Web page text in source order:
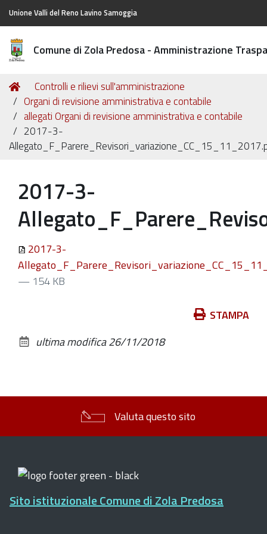
Unione Valli del Reno Lavino Samoggia
Comune di Zola Predosa - Amministrazione
Tu
sei
qui:
Home
Controlli e rilievi sull'amministrazione
Organi di revisione amministrativa e contabile
allegati Organi di revisione amministrativa e contabile
2017-3-
2017-3-
2017-3-
— 154 KB
documento
STAMPA
ultima modifica26/11/2018
Valuta questo sito
Sito istituzionale Comune di Zola Predosa